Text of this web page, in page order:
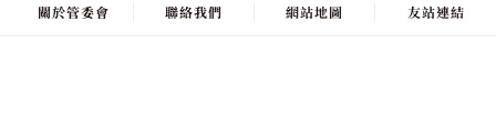
關於管委會 聯絡我們 網站地圖 友站連結